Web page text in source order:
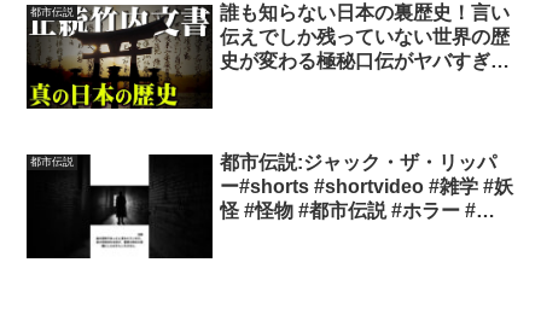
都市伝説
誰も知らない日本の裏歴史！言い
伝えでしか残っていない世界の歴
史が変わる極秘口伝がヤバすぎる
都市伝説
都市伝説:ジャック・ザ・リッパ
ー#shorts #shortvideo #雑学 #妖
怪 #怪物 #都市伝説 #ホラー #オ